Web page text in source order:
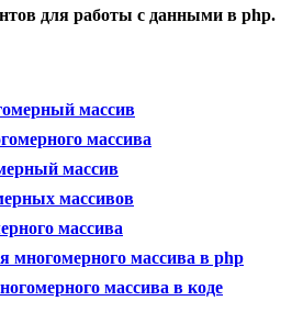
для работы с данными в php.
массив
массива
массив
массивов
массива
многомерного массива в php
массива в коде